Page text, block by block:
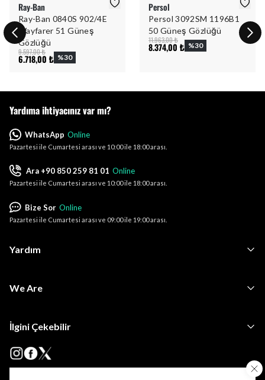
Ray-Ban
Ray-Ban 0840S 902/4E
Wayfarer 51 Güneş
Gözlüğü
9.597,00 ₺
6.718,00 ₺ %30
Persol
Persol 3092SM 1196B1
50 Güneş Gözlüğü
11.963,00 ₺
8.374,00 ₺ %30
Yardım
We Are
İlgini Çekebilir
Yardıma ihtiyacınız var mı?
WhatsApp Online
Pazartesi ile Cumartesi arası ve 10:00 ile 18:00 arası.
Ara +90 850 259 81 01 Online
Pazartesi ile Cumartesi arası ve 10:00 ile 18:00 arası.
Bize Sor Online
Pazartesi ile Cumartesi arası ve 09:00 ile 19:00 arası.